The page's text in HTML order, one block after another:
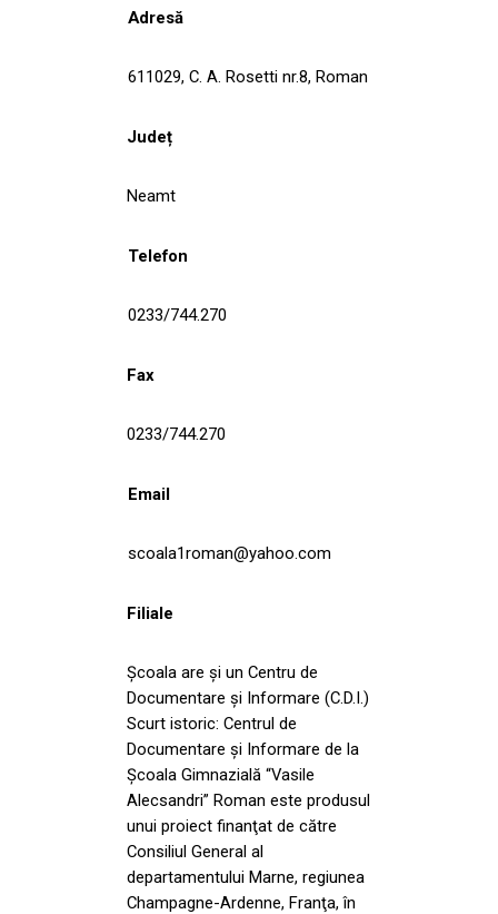
Adresă
611029, C. A. Rosetti nr.8, Roman
Județ
Neamt
Telefon
0233/744.270
Fax
0233/744.270
Email
scoala1roman@yahoo.com
Filiale
Şcoala are și un Centru de
Documentare şi Informare (C.D.I.)
Scurt istoric: Centrul de
Documentare şi Informare de la
Şcoala Gimnazială “Vasile
Alecsandri” Roman este produsul
unui proiect finanţat de către
Consiliul General al
departamentului Marne, regiunea
Champagne-Ardenne, Franţa, în